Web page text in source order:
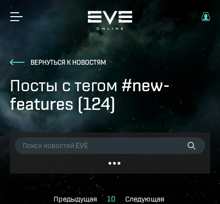
ВЕРНУТЬСЯ К НОВОСТЯМ
Посты с тегом #new-
features (124)
Предыдущая 10 Следующая